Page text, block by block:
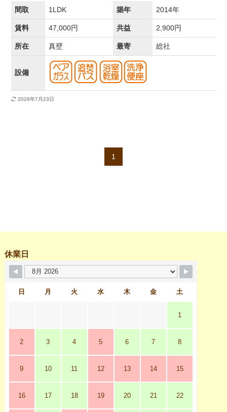
間取
1LDK 築年 2014年
賃料 47,000円 共益 2,900円
所在 真壁 最寄 総社
設備
2026年7月23日
1
休業日
日 月 火 水 木 金 土
1
2 3 4 5 6 7 8
9 10 11 12 13 14 15
16 17 18 19 20 21 22